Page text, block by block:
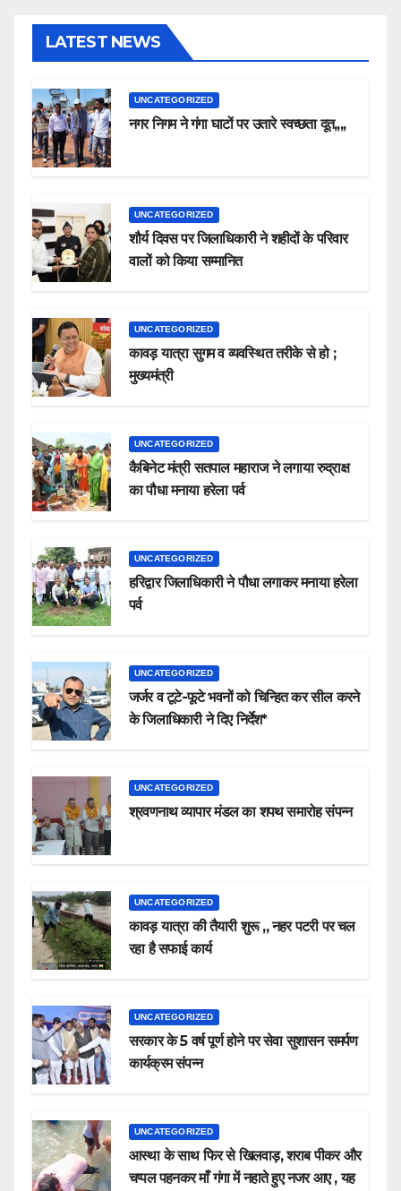
LATEST NEWS
UNCATEGORIZED
नगर निगम ने गंगा घाटों पर उतारे स्वच्छता दूत,,,,
UNCATEGORIZED
शौर्य दिवस पर जिलाधिकारी ने शहीदों के परिवार
वालों को किया सम्मानित
UNCATEGORIZED
कावड़ यात्रा सुगम व व्यवस्थित तरीके से हो ;
मुख्यमंत्री
UNCATEGORIZED
कैबिनेट मंत्री सतपाल महाराज ने लगाया रुद्राक्ष
का पौधा मनाया हरेला पर्व
UNCATEGORIZED
हरिद्वार जिलाधिकारी ने पौधा लगाकर मनाया हरेला
पर्व
UNCATEGORIZED
जर्जर व टूटे-फूटे भवनों को चिन्हित कर सील करने
के जिलाधिकारी ने दिए निर्देश*
UNCATEGORIZED
श्रवणनाथ व्यापार मंडल का शपथ समारोह संपन्न
UNCATEGORIZED
कावड़ यात्रा की तैयारी शुरू ,, नहर पटरी पर चल
रहा है सफाई कार्य
UNCATEGORIZED
सरकार के 5 वर्ष पूर्ण होने पर सेवा सुशासन समर्पण
कार्यक्रम संपन्न
UNCATEGORIZED
आस्था के साथ फिर से खिलवाड़, शराब पीकर और
चप्पल पहनकर माँ गंगा में नहाते हुए नजर आए , यह